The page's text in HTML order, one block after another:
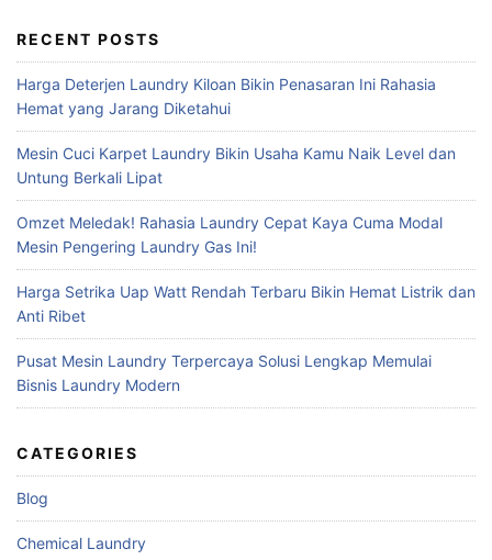
RECENT POSTS
Harga Deterjen Laundry Kiloan Bikin Penasaran Ini Rahasia
Hemat yang Jarang Diketahui
Mesin Cuci Karpet Laundry Bikin Usaha Kamu Naik Level dan
Untung Berkali Lipat
Omzet Meledak! Rahasia Laundry Cepat Kaya Cuma Modal
Mesin Pengering Laundry Gas Ini!
Harga Setrika Uap Watt Rendah Terbaru Bikin Hemat Listrik dan
Anti Ribet
Pusat Mesin Laundry Terpercaya Solusi Lengkap Memulai
Bisnis Laundry Modern
CATEGORIES
Blog
Chemical Laundry